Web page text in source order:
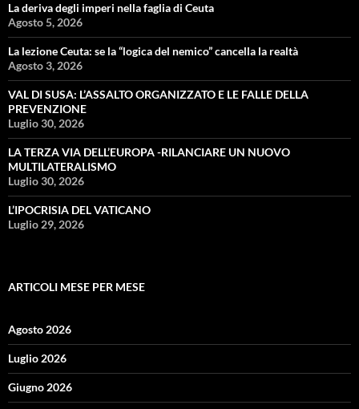
La deriva degli imperi nella faglia di Ceuta
Agosto 5, 2026
La lezione Ceuta: se la “logica del nemico” cancella la realtà
Agosto 3, 2026
VAL DI SUSA: L’ASSALTO ORGANIZZATO E LE FALLE DELLA
PREVENZIONE
Luglio 30, 2026
LA TERZA VIA DELL’EUROPA -RILANCIARE UN NUOVO
MULTILATERALISMO
Luglio 30, 2026
L’IPOCRISIA DEL VATICANO
Luglio 29, 2026
ARTICOLI MESE PER MESE
Agosto 2026
Luglio 2026
Giugno 2026